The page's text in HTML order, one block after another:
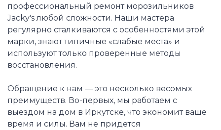
профессиональный ремонт морозильников
Jacky's любой сложности. Наши мастера
регулярно сталкиваются с особенностями этой
марки, знают типичные «слабые места» и
используют только проверенные методы
восстановления.
Обращение к нам — это несколько весомых
преимуществ. Во-первых, мы работаем с
выездом на дом в Иркутске, что экономит ваше
время и силы. Вам не придется